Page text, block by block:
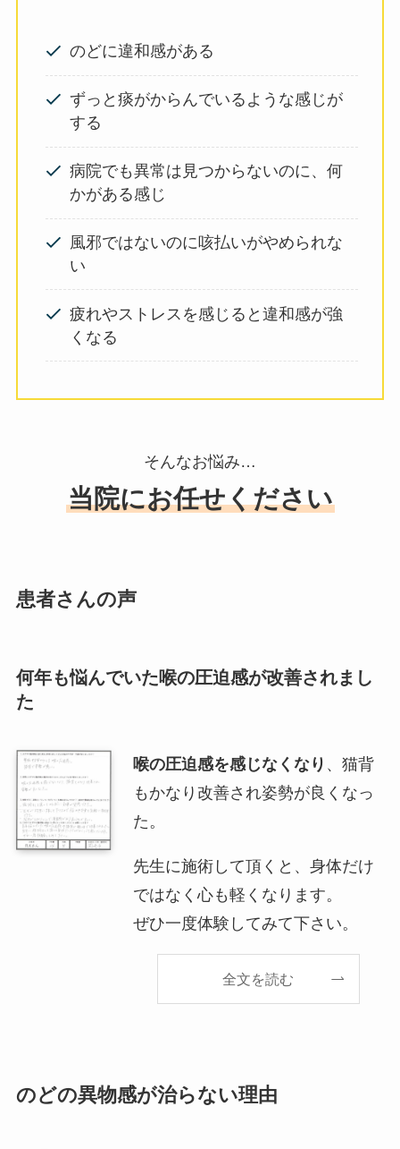
のどに違和感がある
ずっと痰がからんでいるような感じが
する
病院でも異常は見つからないのに、何
かがある感じ
風邪ではないのに咳払いがやめられな
い
疲れやストレスを感じると違和感が強
くなる
そんなお悩み…
当院にお任せください
患者さんの声
何年も悩んでいた喉の圧迫感が改善されまし
た
喉の圧迫感を感じなくなり 、猫背
もかなり改善され姿勢が良くなっ
た。
先生に施術して頂くと、身体だけ
ではなく心も軽くなります。
ぜひ一度体験してみて下さい。
全文を読む
のどの異物感が治らない理由